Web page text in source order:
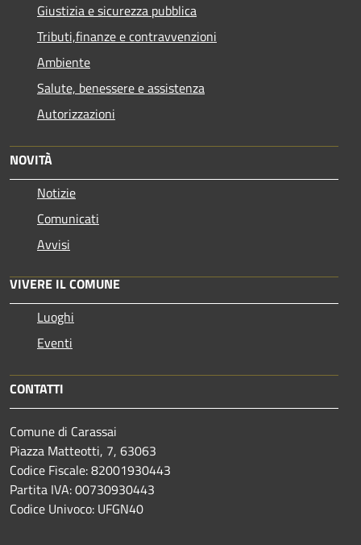
Giustizia e sicurezza pubblica
Tributi,finanze e contravvenzioni
Ambiente
Salute, benessere e assistenza
Autorizzazioni
NOVITÀ
Notizie
Comunicati
Avvisi
VIVERE IL COMUNE
Luoghi
Eventi
CONTATTI
Comune di Carassai
Piazza Matteotti, 7, 63063
Codice Fiscale: 82001930443
Partita IVA: 00730930443
Codice Univoco: UFGN40